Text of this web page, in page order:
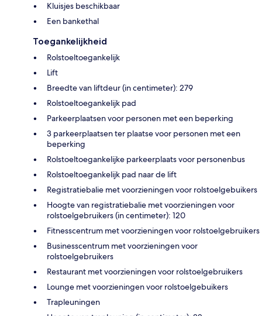
Kluisjes beschikbaar
Een bankethal
Toegankelijkheid
Rolstoeltoegankelijk
Lift
Breedte van liftdeur (in centimeter): 279
Rolstoeltoegankelijk pad
Parkeerplaatsen voor personen met een beperking
3 parkeerplaatsen ter plaatse voor personen met een
beperking
Rolstoeltoegankelijke parkeerplaats voor personenbus
Rolstoeltoegankelijk pad naar de lift
Registratiebalie met voorzieningen voor rolstoelgebuikers
Hoogte van registratiebalie met voorzieningen voor
rolstoelgebruikers (in centimeter): 120
Fitnesscentrum met voorzieningen voor rolstoelgebruikers
Businesscentrum met voorzieningen voor
rolstoelgebruikers
Restaurant met voorzieningen voor rolstoelgebruikers
Lounge met voorzieningen voor rolstoelgebuikers
Trapleuningen